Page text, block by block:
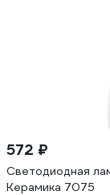
572 ₽
Светодиодная
Керамика 7075